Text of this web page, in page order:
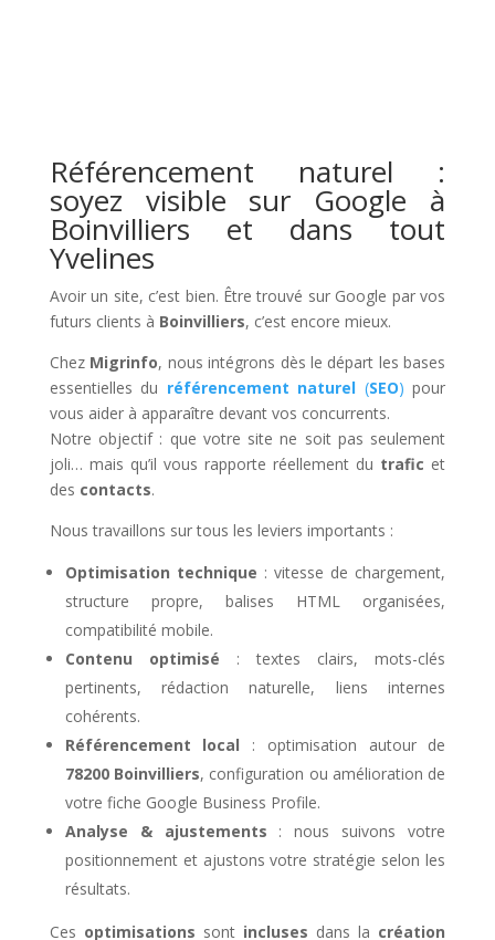
Référencement naturel :
soyez visible sur Google à
Boinvilliers et dans tout
Yvelines
Avoir un site, c’est bien. Être trouvé sur Google par vos
futurs clients à Boinvilliers, c’est encore mieux.
Chez Migrinfo, nous intégrons dès le départ les bases
essentielles du référencement naturel (SEO) pour
vous aider à apparaître devant vos concurrents.
Notre objectif : que votre site ne soit pas seulement
joli… mais qu’il vous rapporte réellement du trafic et
des contacts.
Nous travaillons sur tous les leviers importants :
Optimisation technique : vitesse de chargement,
structure propre, balises HTML organisées,
compatibilité mobile.
Contenu optimisé : textes clairs, mots-clés
pertinents, rédaction naturelle, liens internes
cohérents.
Référencement local : optimisation autour de
78200 Boinvilliers, configuration ou amélioration de
votre fiche Google Business Profile.
Analyse & ajustements : nous suivons votre
positionnement et ajustons votre stratégie selon les
résultats.
Ces optimisations sont incluses dans la création